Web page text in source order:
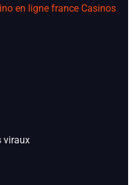
en ligne france Casinos
viraux